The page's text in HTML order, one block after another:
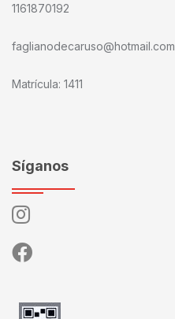
1161870192
faglianodecaruso@hotmail.com
Matrícula: 1411
Síganos